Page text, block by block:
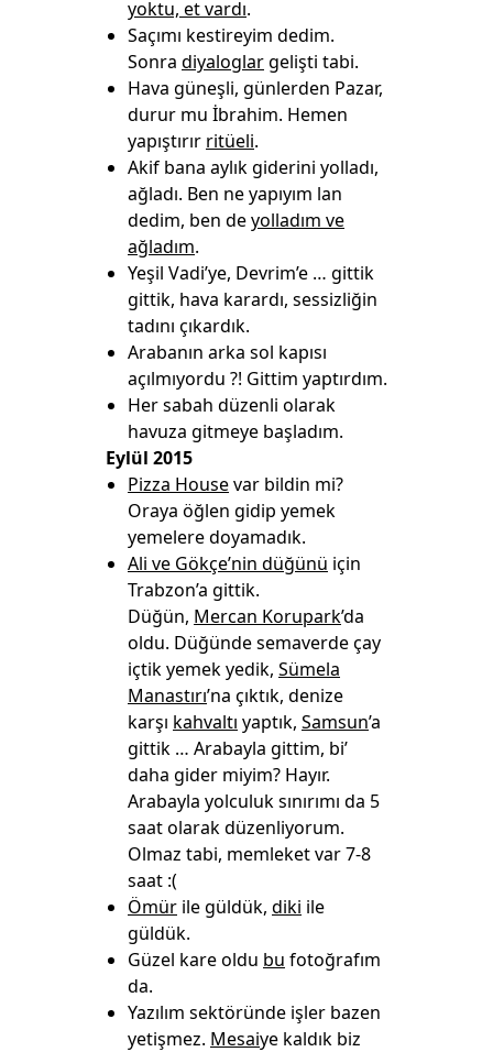
yoktu, et vardı.
Saçımı kestireyim dedim.
Sonra diyaloglargelişti tabi.
Hava güneşli, günlerden Pazar,
durur mu İbrahim. Hemen
yapıştırır ritüeli.
Akif bana aylık giderini yolladı,
ağladı. Ben ne yapıyım lan
dedim, ben deyolladım ve
ağladım.
Yeşil Vadi’ye, Devrim’e … gittik
gittik, hava karardı, sessizliğin
tadını çıkardık.
Arabanın arka sol kapısı
açılmıyordu ?! Gittim yaptırdım.
Her sabah düzenli olarak
havuza gitmeye başladım.
Eylül 2015
Pizza Housevar bildin mi?
Oraya öğlen gidip yemek
yemelere doyamadık.
Ali ve Gökçe’nin düğünü için
Trabzon’a gittik.
Düğün, Mercan Korupark’da
oldu. Düğünde semaverde çay
içtik yemek yedik, Sümela
Manastırı’na çıktık, denize
karşı kahvaltı yaptık, Samsun’a
gittik … Arabayla gittim, bi’
daha gider miyim? Hayır.
Arabayla yolculuk sınırımı da 5
saat olarak düzenliyorum.
Olmaz tabi, memleket var 7-8
saat :(
Ömür ile güldük, diki ile
güldük.
Güzel kare oldu bu fotoğrafım
da.
Yazılım sektöründe işler bazen
yetişmez. Mesaiye kaldık biz